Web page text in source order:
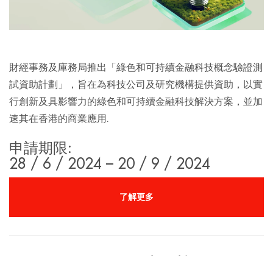
財經事務及庫務局推出「綠色和可持續金融科技概念驗證測
試資助計劃」，旨在為科技公司及研究機構提供資助，以實
行創新及具影響力的綠色和可持續金融科技解決方案，並加
速其在香港的商業應用.
申請期限:
28 / 6 / 2024 – 20 / 9 / 2024
了解更多